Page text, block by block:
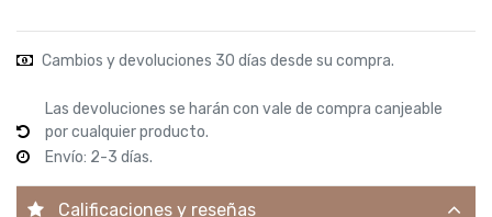
Cambios y devoluciones 30 días desde su compra.
Las devoluciones se harán con vale de compra canjeable
por cualquier producto.
Envío: 2-3 días.
Calificaciones y reseñas